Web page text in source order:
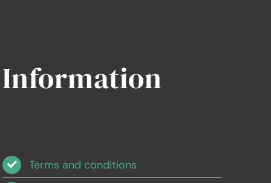
Information
Terms and conditions